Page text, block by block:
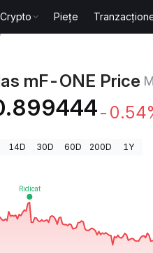
Piețe
mF-ONE Price
-
14D 30D 60D 200D 1Y